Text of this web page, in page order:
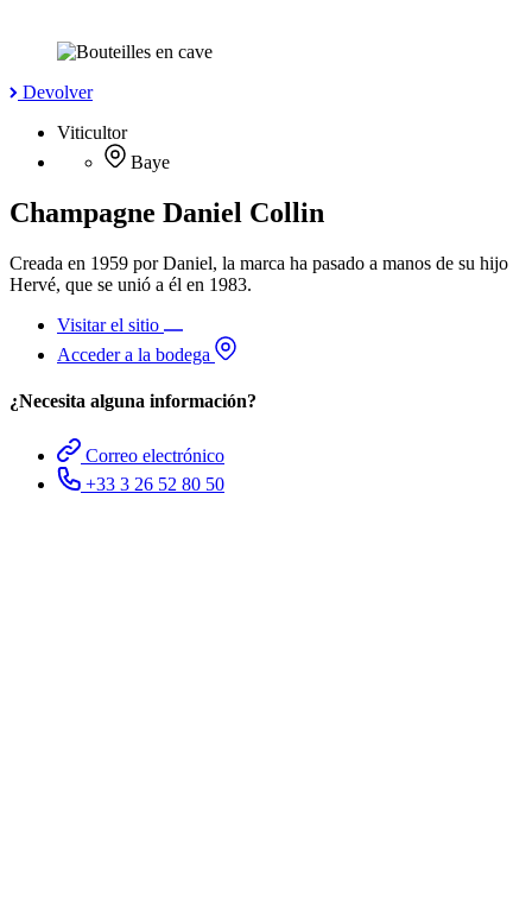
Devolver
Viticultor
Baye
Champagne Daniel Collin
Creada en 1959 por Daniel, la marca ha pasado a manos de su hijo
Hervé, que se unió a él en 1983.
Visitar el sitio
Acceder a la bodega
¿Necesita alguna información?
Correo electrónico
+33 3 26 52 80 50